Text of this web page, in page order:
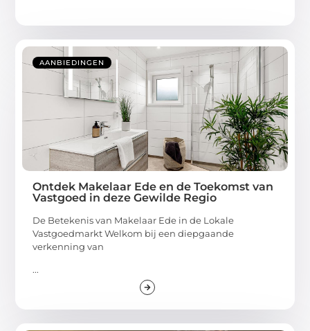
AANBIEDINGEN
Ontdek Makelaar Ede en de Toekomst van
Vastgoed in deze Gewilde Regio
De Betekenis van Makelaar Ede in de Lokale
Vastgoedmarkt Welkom bij een diepgaande
verkenning van
...